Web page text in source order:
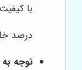
با
درصد
توجه به